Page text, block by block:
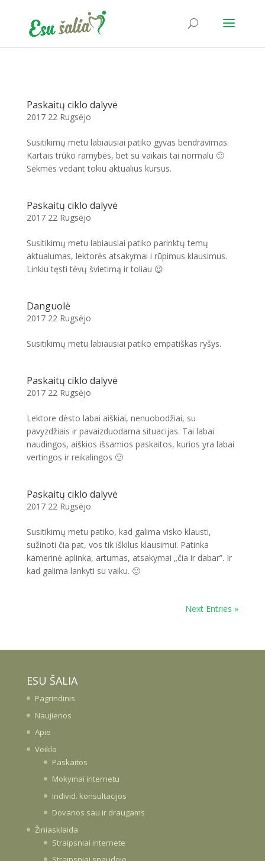
Paskaitų ciklo dalyvė
2017 22 Rugsėjo
Susitikimų metu labiausiai patiko gyvas bendravimas.
Kartais trūko ramybės, bet su vaikais tai normalu 🙂
Sėkmės vedant tokiu aktualius kursus.
Paskaitų ciklo dalyvė
2017 22 Rugsėjo
Susitikimų metu labiausiai patiko parinktų temų
aktualumas, lektorės atsakymai i rūpimus klausimus.
Linkiu tęsti tėvų švietimą ir toliau 😉
Danguolė
2017 22 Rugsėjo
Susitikimų metu labiausiai patiko empatiškas ryšys.
Paskaitų ciklo dalyvė
2017 22 Rugsėjo
Lektore dėsto labai aiškiai, nenuobodžiai, su
pavyzdžiais ir pavaizduodama situacijas. Tai labai
naudingos, aiškios išsamios paskaitos, kurios yra labai
vertingos ir reikalingos 🙂
Paskaitų ciklo dalyvė
2017 22 Rugsėjo
Susitikimų metu patiko, kad galima visko klausti,
sužinoti čia pat, vos tik iškilus klausimui. Patinka
kamerinė aplinka, artumas, atsakymai „čia ir dabar”. Ir
kad galima lankyti su vaiku. 🙂
Next Entries »
ESU ŠALIA
Pagrindinis
Naujienos
Apie
Veikla
Paskaitos
Mokymai internetu
Individ. konsultacijos
Dovanos sau ir draugams
Žiniasklaida
Straipsniai internete